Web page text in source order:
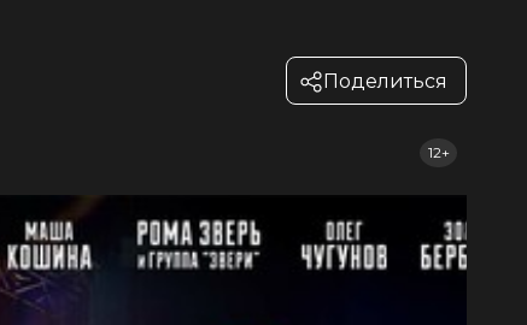
Поделиться
12+